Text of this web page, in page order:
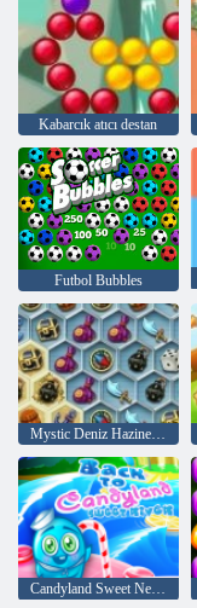
Kabarcık atıcı destan
Futbol Bubbles
Mystic Deniz Hazineleri